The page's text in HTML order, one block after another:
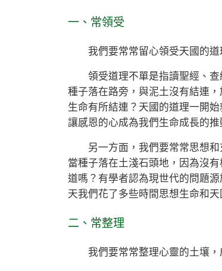
一、常領受
我們要常常留心領受天國的道
領受道理不單是指讀聖經、查
種子落在路旁，與泥土沒有結連
生命有所結連？天國的道理一開
讓感恩的心成為我們生命成長的
另一方面，我們要常常思想和
當種子落在土淺石頭地，因為沒
道嗎？有學者認為現世代的問題
天我們花了多些時間思想生命和天
二、常整理
我們要常常整理心靈的土壤，